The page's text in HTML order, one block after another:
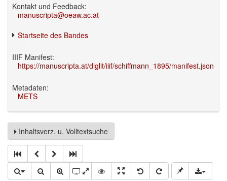
Kontakt und Feedback:
manuscripta@oeaw.ac.at
Startseite des Bandes
IIIF Manifest:
https://manuscripta.at/diglit/iiif/schiffmann_1895/manifest.json
Metadaten:
METS
Inhaltsverz. u. Volltextsuche